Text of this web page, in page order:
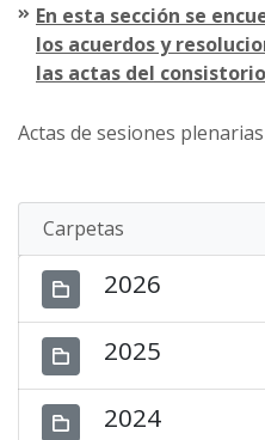
En esta sección se
los acuerdos y
las actas del
Actas de sesiones
Carpetas
2026
2025
2024